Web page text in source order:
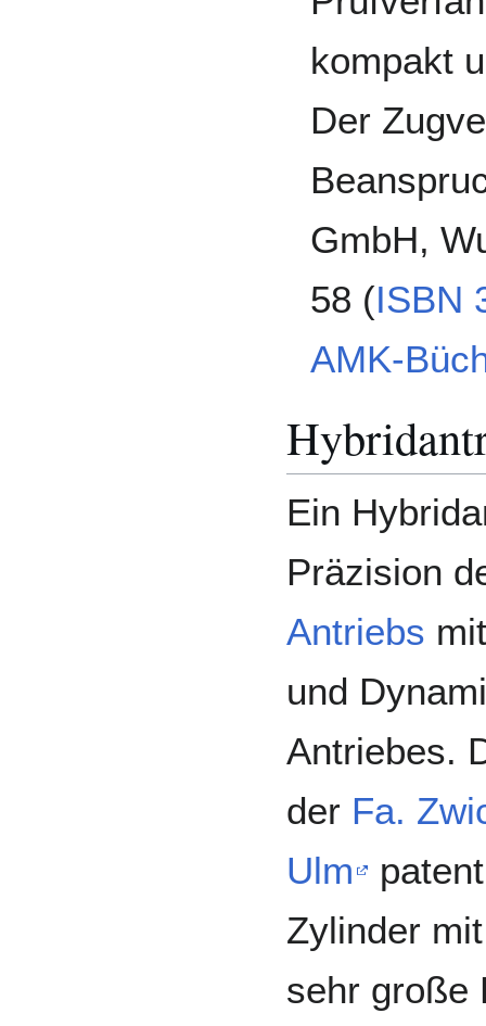
kompakt
Der
GmbH,
58 (ISBN
AMK-
Ein
Präzision
Antriebs
und
Antriebes.
der Fa.
Ulm
Zylinder
sehr große